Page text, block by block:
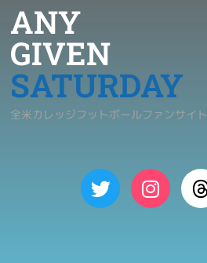
ANY
GIVEN
SATURDAY
全米カレッジフットボールファンサイト